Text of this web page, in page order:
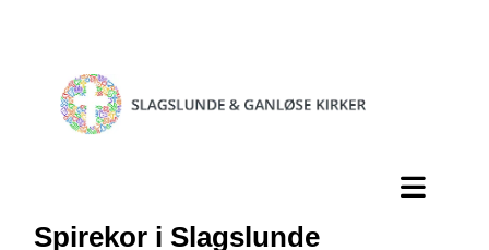
Spirekor i Slagslunde